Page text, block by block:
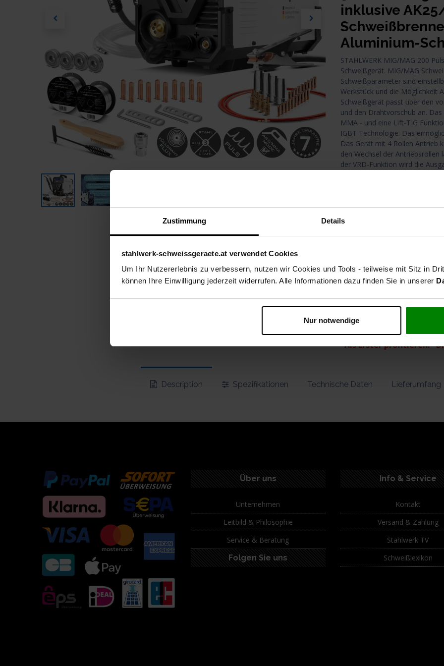
Zustimmung Details
stahlwerk-schweissgeraete.at verwendet Cookies
Um Ihr Nutzererlebnis zu verbessern, nutzen wir Cookies und Tools - teilweise mit Sitz in
können Ihre Einwilligung jederzeit widerrufen. Alle Informationen dazu finden Sie in unserer
Nur notwendige
inklusive
Aluminium-
STAHLWERK MIG/MAG 200
Schweißgerät. MIG/MAG
Schweißparameter sind
Werkstück und die Möglichkeit
Schweißgerät passt über den
und den Drahtvorschub an.
MMA - und eine Lift-TIG
IGBT Technologie. Das
Das Gerät mit 4 Rollen Antrieb
den Wechsel der Antriebsrollen
der VRD-Funktion wird die
Niveau abgesenkt, um den
"Als Erster profitieren!"
529,99
alle Preise inkl. MwSt., zzgl
STAHLWERK
Artikelnummer
"Als Erster profitieren!"
Description Spezifikationen Technische Daten Lieferumfang
Über uns
Unternehmen
Leitbild & Philosophie
Service & Beratung
Folgen Sie uns
Info & Service
Kontakt
Versand & Zahlung
Stahlwerk TV
Schweißlexikon